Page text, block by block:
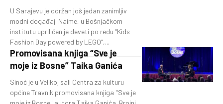
U Sarajevu je održan još jedan zanimljiv
modni događaj. Naime, u Bošnjačkom
institutu upriličen je deveti po redu “Kids
Fashion Day powered by LEGO”,...
Promovisana knjiga “Sve je
moje iz Bosne” Taika Ganića
Sinoć je u Velikoj sali Centra za kulturu
općine Travnik promovisana knjiga "Sve je